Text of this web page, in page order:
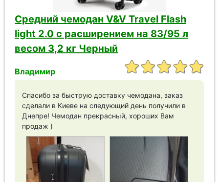
Средний чемодан V&V Travel Flash
light 2.0 с расширением на 83/95 л
весом 3,2 кг Черный
Владимир
Спасибо за быструю доставку чемодана, заказ
сделали в Киеве на следующий день получили в
Днепре! Чемодан прекрасный, хороших Вам
продаж )